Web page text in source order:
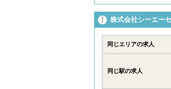
株式会社シーエー
同じエリアの求人
同じ駅の求人